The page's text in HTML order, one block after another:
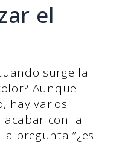
el
surge la
Aunque
hay varios
acabar con la
pregunta ”¿es